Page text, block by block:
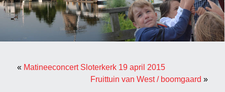
« Matineeconcert Sloterkerk 19 april 2015
Fruittuin van West / boomgaard »